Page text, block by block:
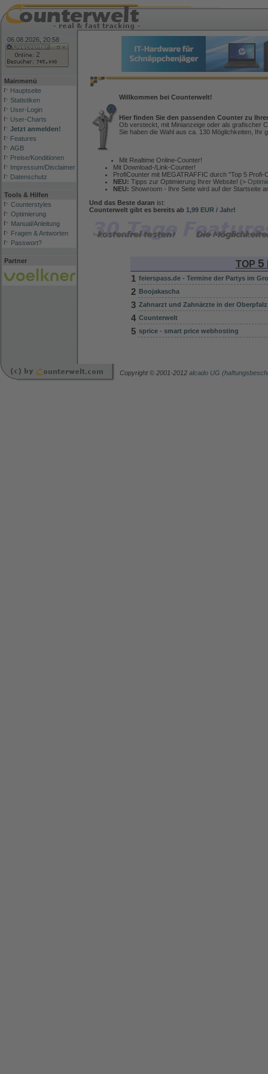
06.08.2026, 20:58
Mainmenü
Hauptseite
Statistiken
User-Login
User-Charts
Jetzt anmelden!
Features
AGB
Preise/Konditionen
Impressum/Disclaimer
Datenschutz
Tools & Hilfen
Counterstyles
Optimierung
Manual/Anleitung
Fragen & Antworten
Passwort?
Partner
Willkommen bei Counterwelt!
Hier finden Sie den passenden Counter zu
Ob versteckt, mit Minianzeige oder als grafischer
Sie haben die Wahl aus ca. 130 Möglichkeiten, Ihr
Mit Realtime Online-Counter!
Mit Download-/Link-Counter!
ProfiCounter mit MEGATRAFFIC durch "Top 5 Profi-
NEU: Tipps zur Optimierung Ihrer Website! (>
NEU: Showroom - Ihre Seite wird auf der Startseite
Und das Beste daran ist:
Counterwelt gibt es bereits ab 1,99 EUR / Jahr!
TOP 5
1 feierspass.de - Termine der Partys im
2 Boojakascha
3 Zahnarzt und Zahnärzte in der
4 Counterwelt
5 sprice - smart price webhosting
Copyright © 2001-2012 alcado UG